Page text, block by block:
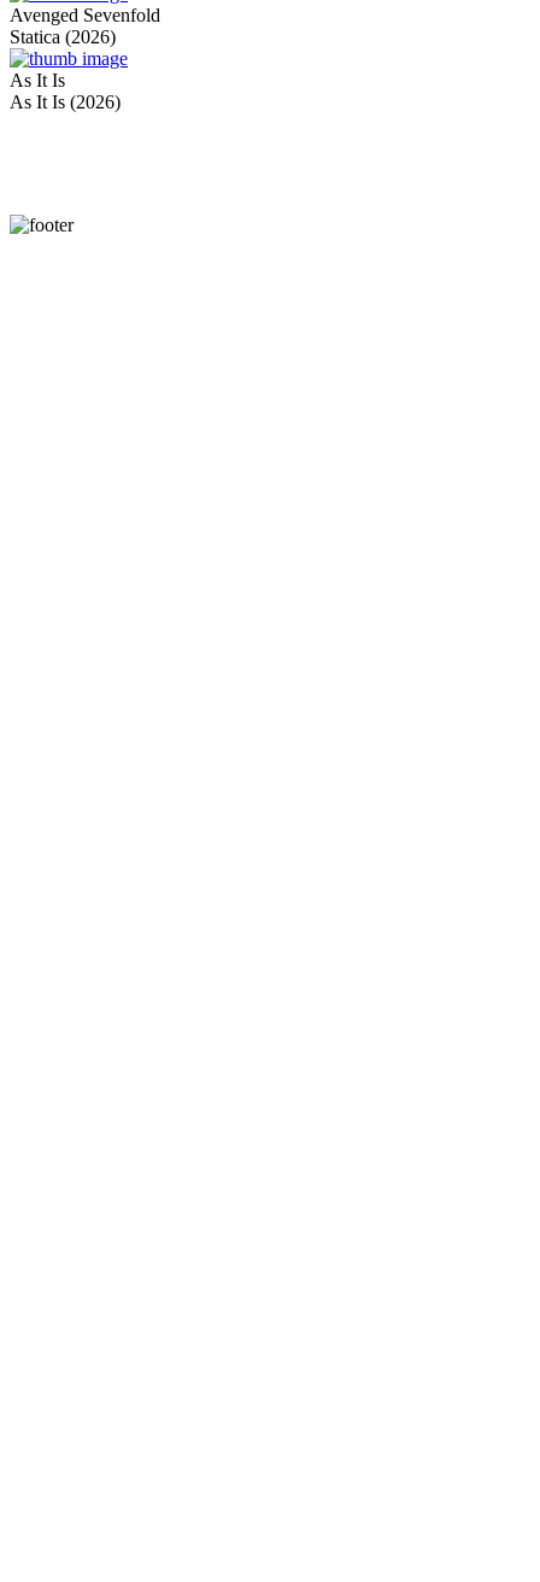
Avenged Sevenfold
Statica (2026)
As It Is
As It Is (2026)